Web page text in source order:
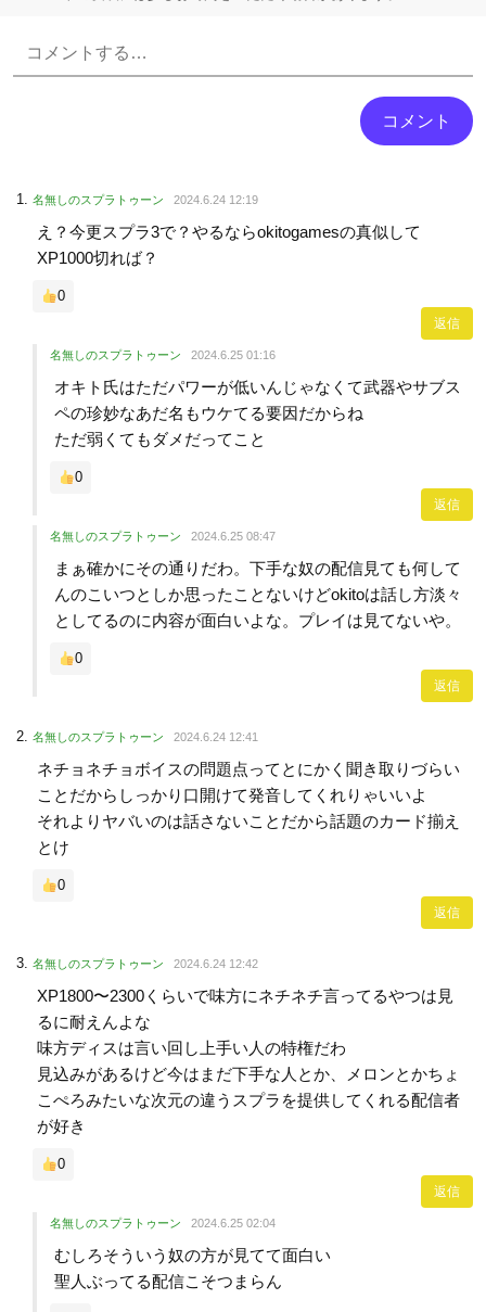
名無しのスプラトゥーン 2024.6.24 12:19
え？今更スプラ3で？やるならokitogamesの真似して
XP1000切れば？
0
返信
名無しのスプラトゥーン 2024.6.25 01:16
オキト氏はただパワーが低いんじゃなくて武器やサブス
ペの珍妙なあだ名もウケてる要因だからね
ただ弱くてもダメだってこと
0
返信
名無しのスプラトゥーン 2024.6.25 08:47
まぁ確かにその通りだわ。下手な奴の配信見ても何して
んのこいつとしか思ったことないけどokitoは話し方淡々
としてるのに内容が面白いよな。プレイは見てないや。
0
返信
名無しのスプラトゥーン 2024.6.24 12:41
ネチョネチョボイスの問題点ってとにかく聞き取りづらい
ことだからしっかり口開けて発音してくれりゃいいよ
それよりヤバいのは話さないことだから話題のカード揃え
とけ
0
返信
名無しのスプラトゥーン 2024.6.24 12:42
XP1800〜2300くらいで味方にネチネチ言ってるやつは見
るに耐えんよな
味方ディスは言い回し上手い人の特権だわ
見込みがあるけど今はまだ下手な人とか、メロンとかちょ
こぺろみたいな次元の違うスプラを提供してくれる配信者
が好き
0
返信
名無しのスプラトゥーン 2024.6.25 02:04
むしろそういう奴の方が見てて面白い
聖人ぶってる配信こそつまらん